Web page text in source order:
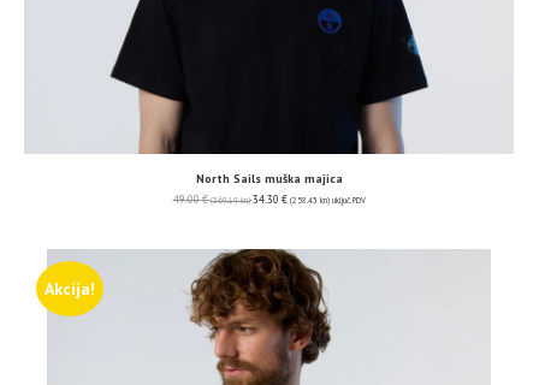
North Sails muška majica
49.00€ (369.19 kn) 34.30 € (258.43 kn) uključ. PDV
Akcija!